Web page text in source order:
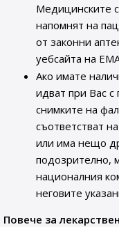
Медицинските
напомнят на
от законни
уебсайта на
Ако имате
идват при Вас с
снимките на
съответстват
или има нещо
подозрително,
националния
неговите
Повече за